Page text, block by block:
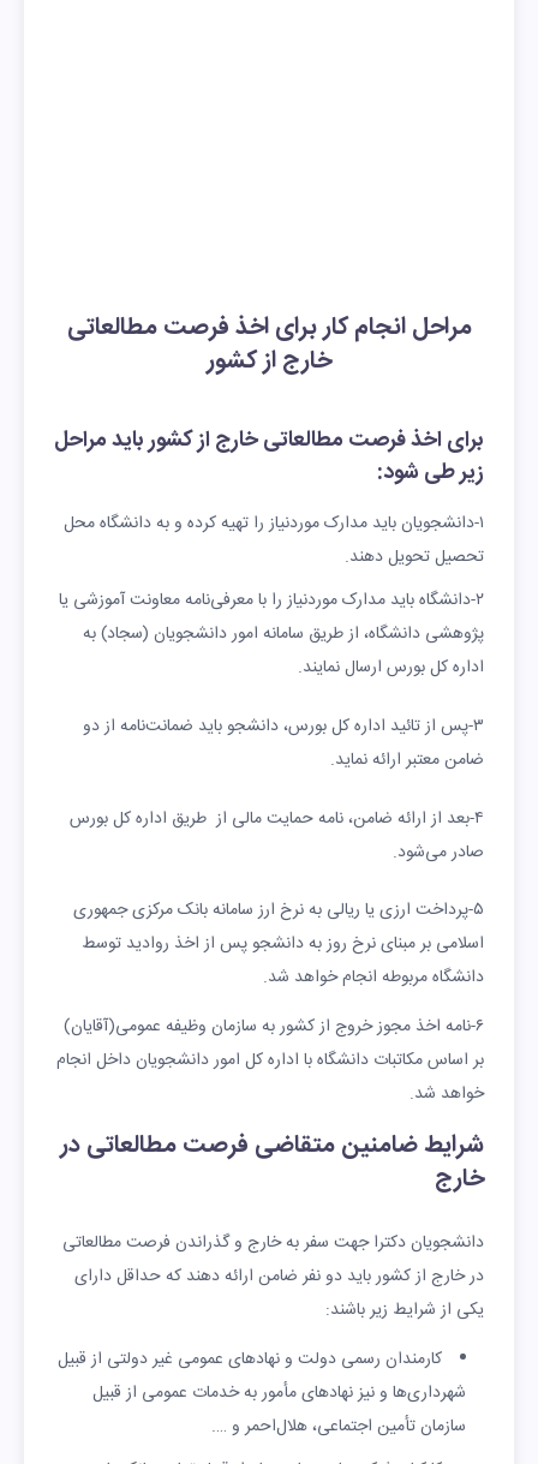
مراحل انجام کار برای اخذ فرصت مطالعاتی
خارج از کشور
برای اخذ فرصت مطالعاتی خارج از کشور باید مراحل
زیر طی شود:
۱-دانشجویان باید مدارک موردنیاز را تهیه کرده و به دانشگاه محل
تحصیل تحویل دهند.
۲-دانشگاه باید مدارک موردنیاز را با معرفی‌نامه معاونت آموزشی یا
پژوهشی دانشگاه، از طریق سامانه امور دانشجویان (سجاد) به
اداره کل بورس ارسال نمایند.
۳-پس از تائید اداره کل بورس، دانشجو باید ضمانت‌نامه از دو
ضامن معتبر ارائه نماید.
۴-بعد از ارائه ضامن، نامه حمایت مالی از طریق اداره کل بورس
صادر می‌شود.
۵-پرداخت ارزی یا ریالی به نرخ ارز سامانه بانک مرکزی جمهوری
اسلامی بر مبنای نرخ روز به دانشجو پس از اخذ روادید توسط
دانشگاه مربوطه انجام خواهد شد.
۶-نامه اخذ مجوز خروج از کشور به سازمان وظیفه عمومی(آقایان)
بر اساس مکاتبات دانشگاه با اداره کل امور دانشجویان داخل انجام
خواهد شد.
شرایط ضامنینمتقاضی فرصت مطالعاتی در
خارج
دانشجویان دکترا جهت سفر به خارج و گذراندن فرصت مطالعاتی
در خارج از کشور باید دو نفر ضامن ارائه دهند که حداقل دارای
یکی از شرایط زیر باشند:
کارمندان رسمی دولت و نهادهای عمومی غیر دولتی از قبیل
شهرداری‌ها و نیز نهادهای مأمور به خدمات عمومی از قبیل
سازمان تأمین اجتماعی، هلال‌احمر و ….